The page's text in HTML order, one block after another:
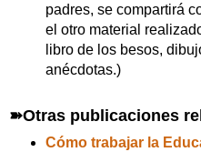
padres, se compartirá
el otro material
libro de los besos,
anécdotas.)
➽Otras publicaciones
Cómo trabajar la